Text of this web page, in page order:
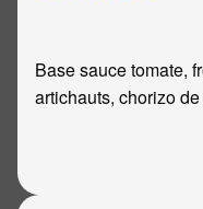
Base sauce tomate,
artichauts, chorizo